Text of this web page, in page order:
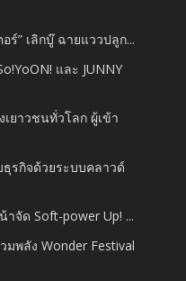
ร์” เลิกบู๊ ฉายแววปลูก...
และ JUNNY
ยาวชนทั่วโลก ผู้เข้า
ธุรกิจด้วยระบบคลาวด์
จัด Soft-power Up! ...
มพลัง Wonder Festival